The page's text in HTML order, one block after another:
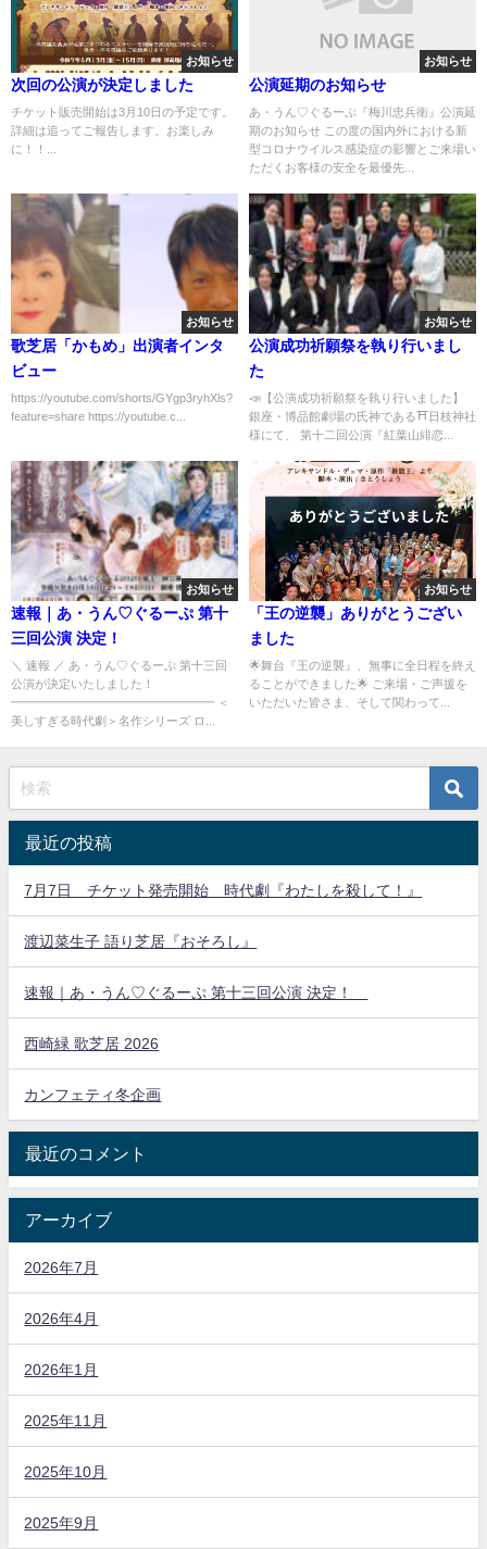
お知らせ
次回の公演が決定しました
チケット販売開始は3月10日の予定です。
詳細は追ってご報告します。お楽しみ
に！！...
お知らせ
公演延期のお知らせ
あ・うん♡ぐるーぷ『梅川忠兵衛』公演延
期のお知らせ この度の国内外における新
型コロナウイルス感染症の影響とご来場い
ただくお客様の安全を最優先...
お知らせ
歌芝居「かもめ」出演者インタ
ビュー
https://youtube.com/shorts/GYgp3ryhXls?
feature=share https://youtube.c...
お知らせ
公演成功祈願祭を執り行いまし
た
📣【公演成功祈願祭を執り行いました】
銀座・博品館劇場の氏神である⛩日枝神社
様にて、 第十二回公演『紅葉山緋恋...
お知らせ
速報｜あ・うん♡ぐるーぷ 第十
三回公演 決定！
＼ 速報 ／ あ・うん♡ぐるーぷ 第十三回
公演が決定いたしました！
━━━━━━━━━━━━━━━━━ ＜
美しすぎる時代劇＞名作シリーズ ロ...
お知らせ
「王の逆襲」ありがとうござい
ました
🌟舞台『王の逆襲』、無事に全日程を終え
ることができました🌟 ご来場・ご声援を
いただいた皆さま、そして関わって...
最近の投稿
7月7日 チケット発売開始 時代劇『わたしを殺して！』
渡辺菜生子 語り芝居『おそろし』
速報｜あ・うん♡ぐるーぷ 第十三回公演 決定！
西崎緑 歌芝居 2026
カンフェティ冬企画
最近のコメント
アーカイブ
2026年7月
2026年4月
2026年1月
2025年11月
2025年10月
2025年9月